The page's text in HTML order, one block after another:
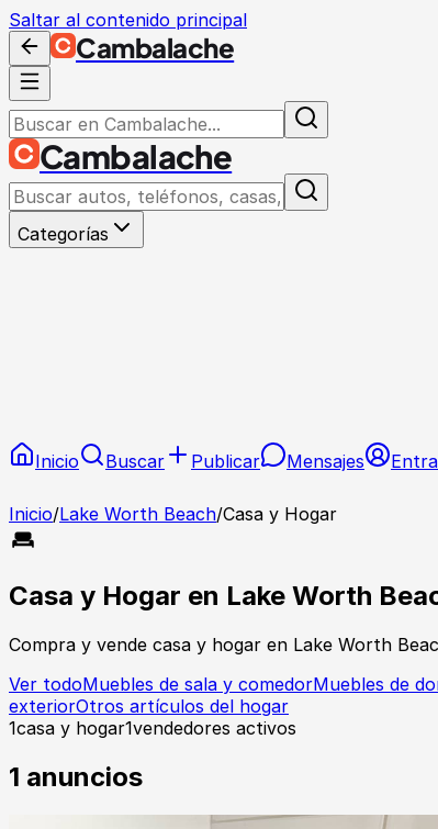
Saltar al contenido principal
Cambalache
Cambalache
Categorías
Inicio Buscar Publicar Mensajes
Inicio/Lake Worth Beach/Casa y Hogar
Casa y Hogar en Lake Worth
Compra y vende casa y hogar en Lake Worth
Ver todoMuebles de sala y comedorMuebles de
exteriorOtros artículos del hogar
1casa y hogar1vendedores activos
1 anuncios